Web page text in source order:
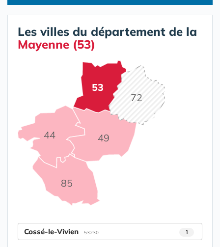
Les villes du département de la
Mayenne (53)
44 49
53
72
85
Cossé-le-Vivien - 53230 1